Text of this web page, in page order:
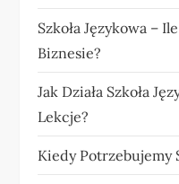
Szkoła Językowa –
Biznesie?
Jak Działa Szkoła
Lekcje?
Kiedy Potrzebujemy